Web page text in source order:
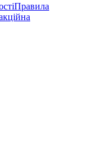
Правила